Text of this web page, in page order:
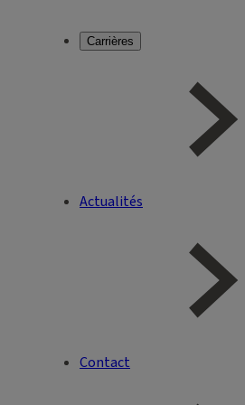
Carrières
Actualités
Contact